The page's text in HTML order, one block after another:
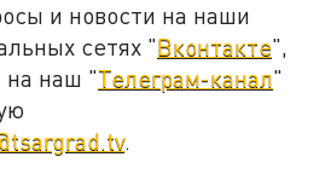
и новости на наши
сетях "Вконтакте",
на наш "Телеграм-канал"
.